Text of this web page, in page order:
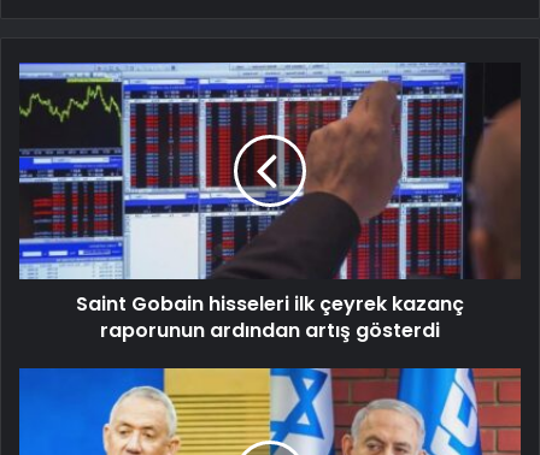
Saint Gobain hisseleri ilk çeyrek kazanç
raporunun ardından artış gösterdi